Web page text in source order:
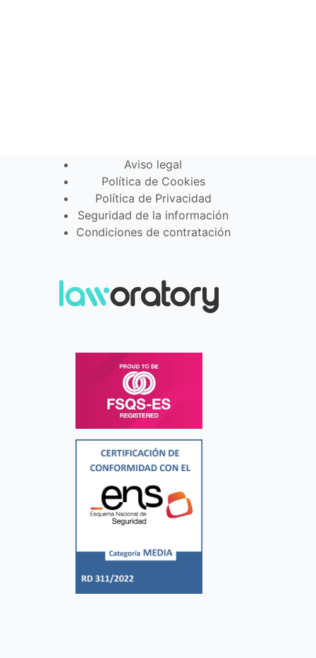
Aviso legal
Política de Cookies
Política de Privacidad
Seguridad de la información
Condiciones de contratación